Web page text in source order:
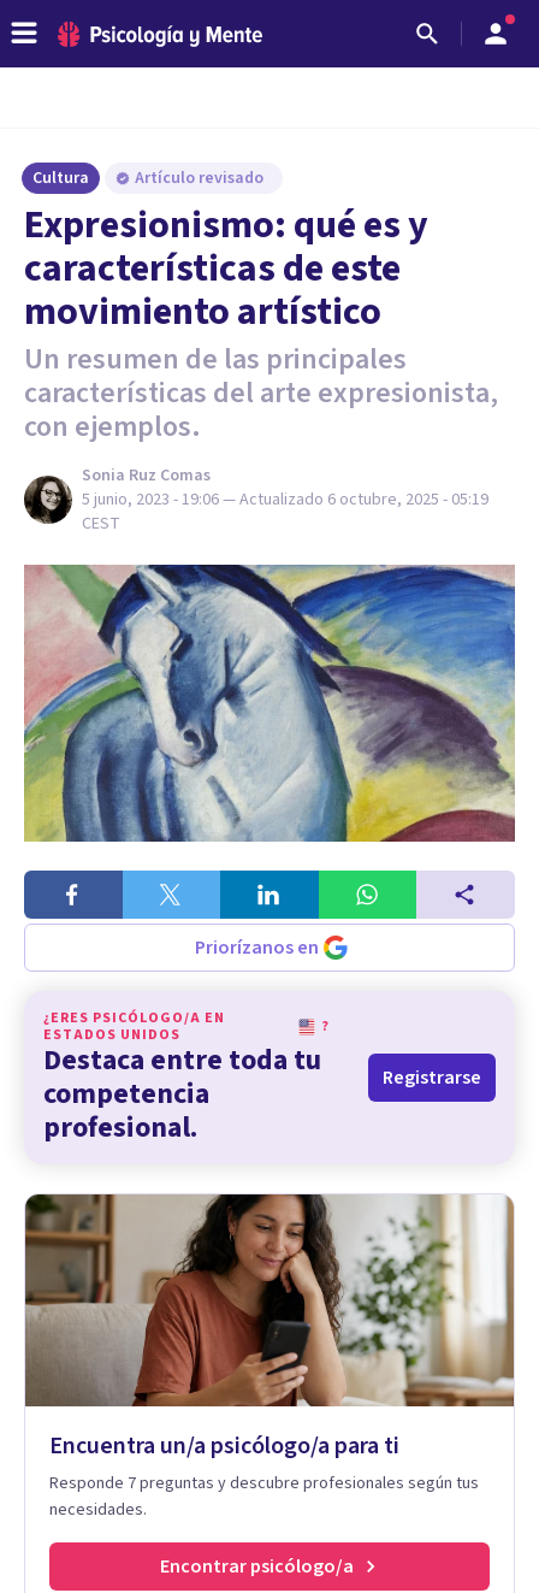
Cultura Artículo revisado
Expresionismo: qué es y
características de este
movimiento artístico
Un resumen de las principales
características del arte expresionista,
con ejemplos.
Sonia Ruz Comas
5 junio, 2023 - 19:06— Actualizado 6 octubre, 2025 - 05:19
CEST
Priorízanos en
¿ERES PSICÓLOGO/A EN
ESTADOS UNIDOS
?
Destaca entre toda tu
competencia
profesional.
Registrarse
Encuentra un/a psicólogo/a para ti
Responde 7 preguntas y descubre profesionales según tus
necesidades.
Encontrar psicólogo/a